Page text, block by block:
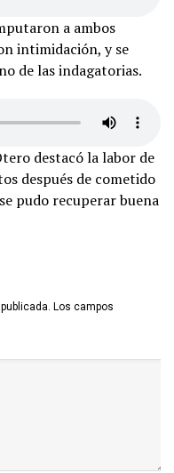
a ambos
intimidación, y se
de las indagatorias.
destacó la labor de
después de cometido
pudo recuperar buena
Los campos